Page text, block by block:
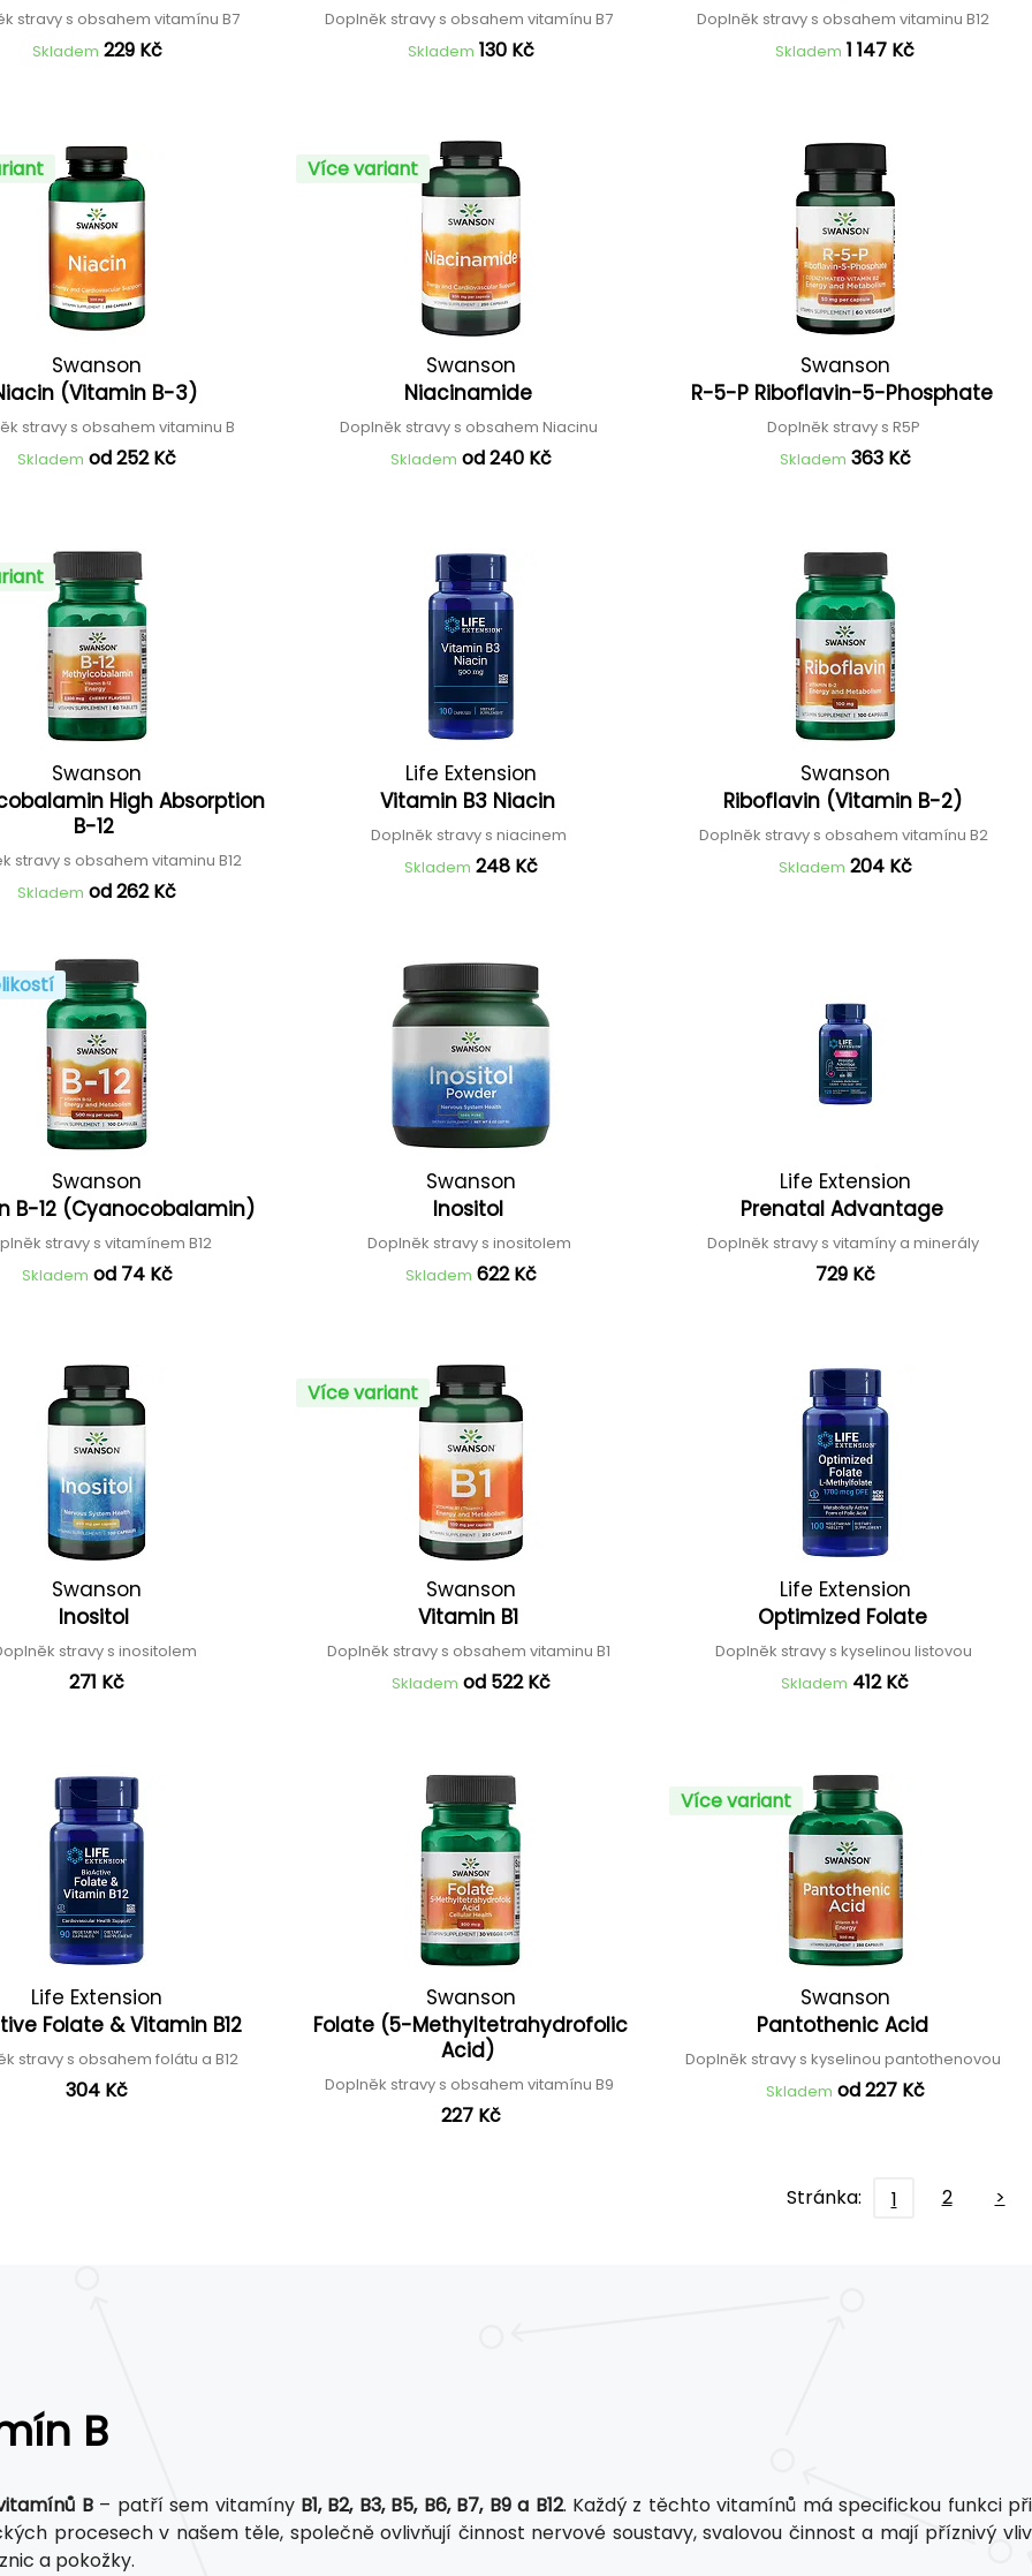
stravy s obsahem vitamínu B7
Skladem 229 Kč
Doplněk stravy s obsahem vitamínu B7
Skladem 130 Kč
Doplněk stravy s obsahem vitaminu B12
Skladem 1 147 Kč
Swanson
(Vitamin B-3)
stravy s obsahem vitaminu B
Skladem od 252 Kč
Více variant
Swanson
Niacinamide
Doplněk stravy s obsahem Niacinu
Skladem od 240 Kč
Swanson
R-5-P Riboflavin-5-Phosphate
Doplněk stravy s R5P
Skladem 363 Kč
Swanson
High Absorption
B-12
stravy s obsahem vitaminu B12
Skladem od 262 Kč
Life Extension
Vitamin B3 Niacin
Doplněk stravy s niacinem
Skladem 248 Kč
Swanson
Riboflavin (Vitamin B-2)
Doplněk stravy s obsahem vitamínu B2
Skladem 204 Kč
Swanson
B-12 (Cyanocobalamin)
stravy s vitamínem B12
Skladem od 74 Kč
Swanson
Inositol
Doplněk stravy s inositolem
Skladem 622 Kč
Life Extension
Prenatal Advantage
Doplněk stravy s vitamíny a minerály
729 Kč
Swanson
Inositol
stravy s inositolem
271 Kč
Více variant
Swanson
Vitamin B1
Doplněk stravy s obsahem vitaminu B1
Skladem od 522 Kč
Life Extension
Optimized Folate
Doplněk stravy s kyselinou listovou
Skladem 412 Kč
Life Extension
Folate & Vitamin B12
stravy s obsahem folátu a B12
304 Kč
Swanson
Folate (5-Methyltetrahydrofolic
Acid)
Doplněk stravy s obsahem vitamínu B9
227 Kč
Více variant
Swanson
Pantothenic Acid
Doplněk stravy s kyselinou pantothenovou
Skladem od 227 Kč
Stránka: 1 2 >
B
B– patří sem vitamíny B1, B2, B3, B5, B6, B7, B9 a B12. Každý z těchto vitamínů má specifickou funkci při
procesech v našem těle, společně ovlivňují činnost nervové soustavy, svalovou činnost a mají příznivý vliv
a pokožky.